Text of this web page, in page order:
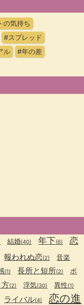
の気持ち
#スプレッド
ル
#年の差
結婚(40) 年下(6)
恋
報われぬ恋(2) 音楽
(1) 長所と短所(2)
ボ
(2) 浮気(30) 異性(1)
ライバル(4)
恋の進